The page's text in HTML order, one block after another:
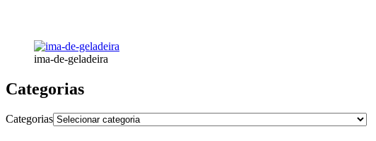
ima-de-geladeira
Categorias
Categorias